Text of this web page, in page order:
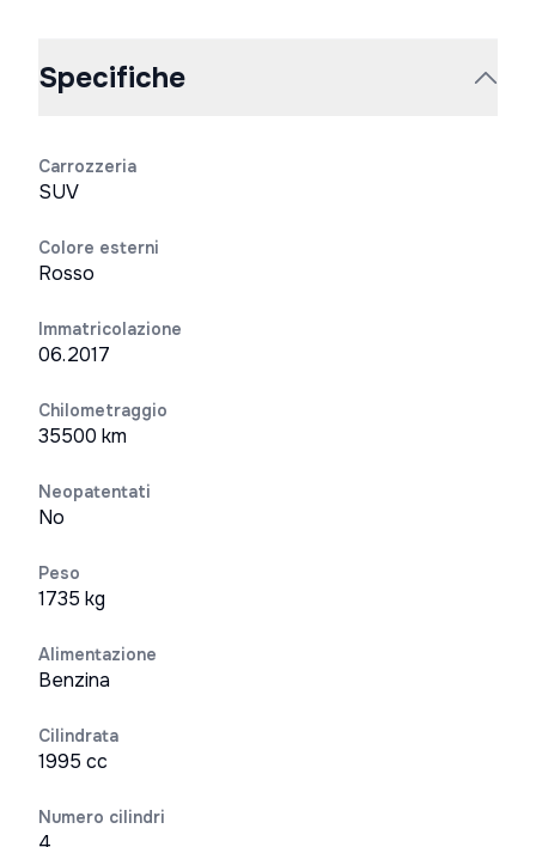
Specifiche
Carrozzeria
SUV
Colore esterni
Rosso
Immatricolazione
06.2017
Chilometraggio
35500 km
Neopatentati
No
Peso
1735 kg
Alimentazione
Benzina
Cilindrata
1995 cc
Numero cilindri